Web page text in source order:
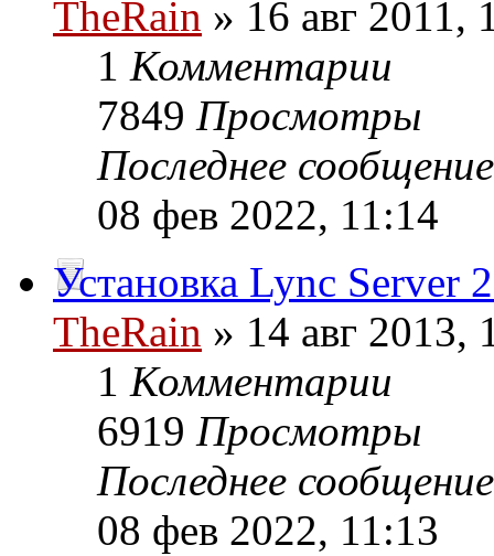
TheRain » 16 авг 2011,
1 Комментарии
7849 Просмотры
Последнее
08 фев 2022, 11:14
Установка Lync Server
TheRain » 14 авг 2013,
1 Комментарии
6919 Просмотры
Последнее
08 фев 2022, 11:13